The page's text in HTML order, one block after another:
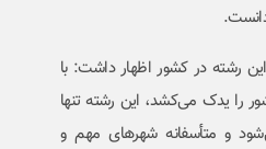
رشته در کشور اظهار داشت: با
را یدک می‌کشد، این رشته تنها
و متأسفانه شهرهای مهم و